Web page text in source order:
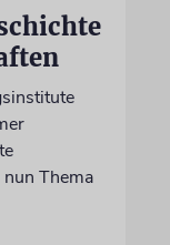
Thema